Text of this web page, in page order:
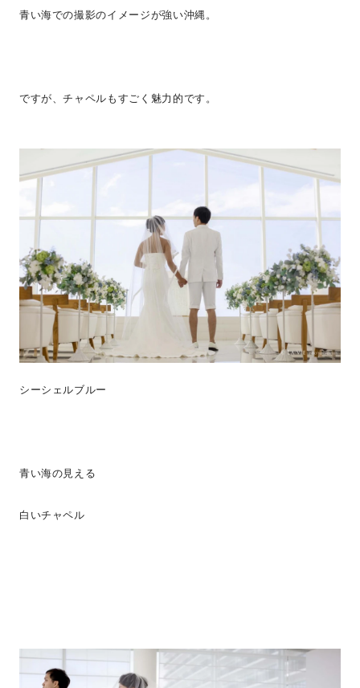
青い海での撮影のイメージが強い沖縄。
ですが、チャペルもすごく魅力的です。
シーシェルブルー
青い海の見える
白いチャペル